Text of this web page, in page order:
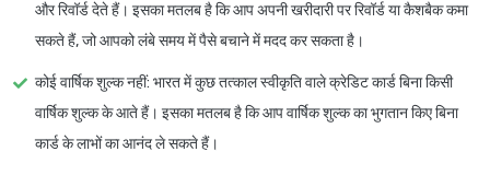
और रिवॉर्ड देते हैं। इसका मतलब है कि आप अपनी खरीदारी पर रिवॉर्ड या कैशबैक कमा
सकते हैं, जो आपको लंबे समय में पैसे बचाने में मदद कर सकता है।
कोई वार्षिक शुल्क नहीं: भारत में कुछ तत्काल स्वीकृति वाले क्रेडिट कार्ड बिना किसी
वार्षिक शुल्क के आते हैं। इसका मतलब है कि आप वार्षिक शुल्क का भुगतान किए बिना
कार्ड के लाभों का आनंद ले सकते हैं।